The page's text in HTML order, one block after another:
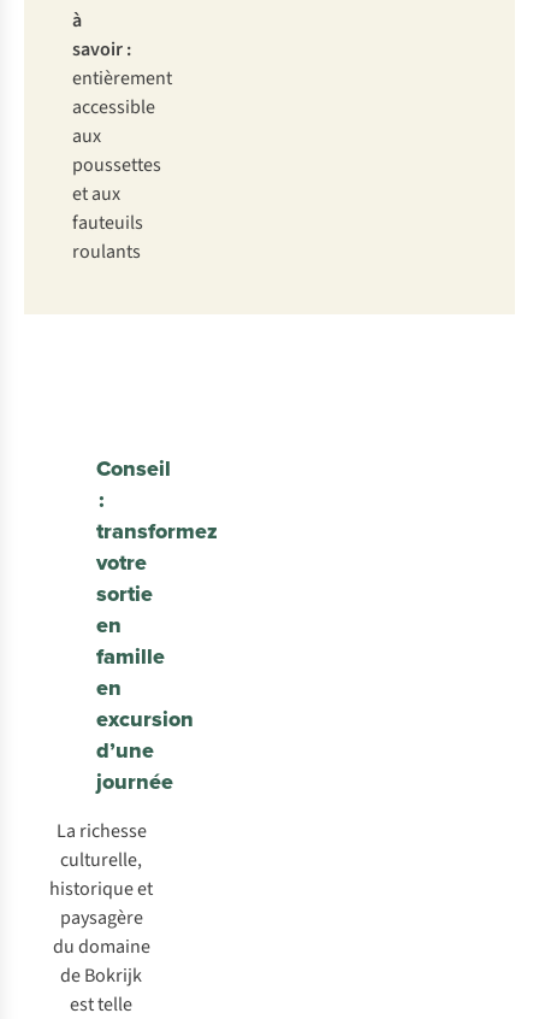
à
savoir :
entièrement
accessible
aux
poussettes
et aux
fauteuils
roulants
Conseil
:
transformez
votre
sortie
en
famille
en
excursion
d’une
journée
La richesse
culturelle,
historique et
paysagère
du domaine
de Bokrijk
est telle